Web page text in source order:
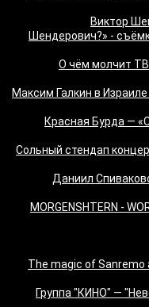
Виктор
Шендерович?» -
«О чём молчит
Максим Галкин в
Красная Бурда —
"Сольный стендап
"Даниил
MORGENSHTERN -
"The magic of
Группа "КИНО" —